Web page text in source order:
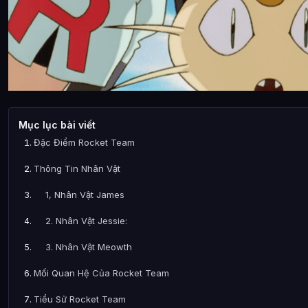
Mục lục bài viết
Đặc Điểm Rocket Team
Thông Tin Nhân Vật
1, Nhân Vật James
2. Nhân Vật Jessie:
3. Nhân Vật Meowth
Mối Quan Hệ Của Rocket Team
Tiểu Sử Rocket Team